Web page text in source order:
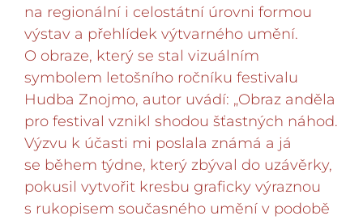
na regionální i celostátní úrovni formou
výstav a přehlídek výtvarného umění.
O obraze, který se stal vizuálním
symbolem letošního ročníku festivalu
Hudba Znojmo, autor uvádí: „Obraz anděla
pro festival vznikl shodou šťastných náhod.
Výzvu k účasti mi poslala známá a já
se během týdne, který zbýval do uzávěrky,
pokusil vytvořit kresbu graficky výraznou
s rukopisem současného umění v podobě